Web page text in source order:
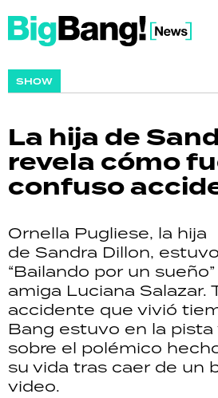
SHOW
La hija de
revela cómo
confuso
Ornella Pugliese, la hija
de Sandra Dillon,
“Bailando por un
amiga Luciana Salazar.
accidente que vivió
Bang estuvo en la
sobre el polémico
su vida tras caer de un
video.
SHOW
ACTUALIDAD
POLICIALES
ECONOMÍA
GRAN
SALUD
DEPORTES
TECNOLOGÍA